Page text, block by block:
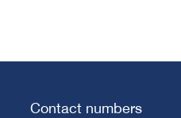
Contact numbers